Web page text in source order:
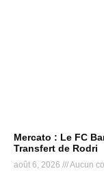
Mercato : Le FC
Transfert de Rodri
août 6, 2026 Aucun